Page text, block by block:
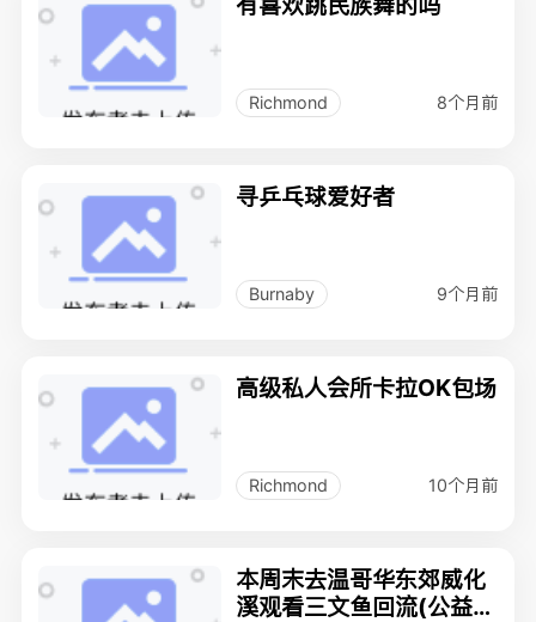
Richmond 8个月前
寻乒乓球爱好者
Burnaby 9个月前
高级私人会所卡拉OK包场
Richmond 10个月前
本周末去温哥华东郊威化
溪观看三文鱼回流(公益活